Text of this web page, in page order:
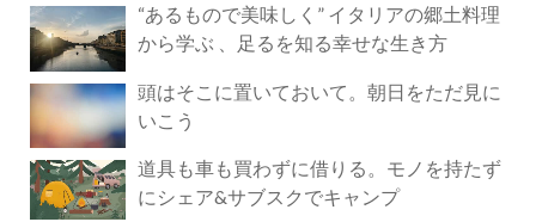
“あるもので美味しく” イタリアの郷土料理
から学ぶ 、足るを知る幸せな生き方
頭はそこに置いておいて。朝日をただ見に
いこう
道具も車も買わずに借りる。モノを持たず
にシェア&サブスクでキャンプ